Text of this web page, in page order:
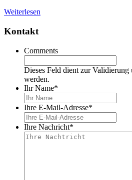
Weiterlesen
Kontakt
Comments
Dieses Feld dient zur Validierung
werden.
Ihr Name*
Ihre E-Mail-Adresse*
Ihre Nachricht*